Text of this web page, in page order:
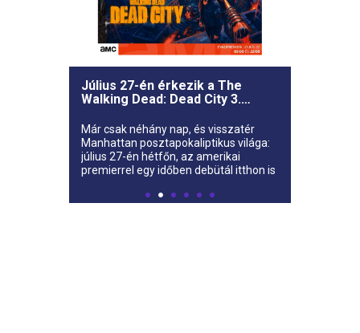
Július 27-én érkezik a The
Walking Dead: Dead City 3.
Már csak néhány nap, és visszatér
Manhattan posztapokaliptikus világa:
július 27-én hétfőn, az amerikai
premierrel egy időben debütál itthon is
City harmadik évada.